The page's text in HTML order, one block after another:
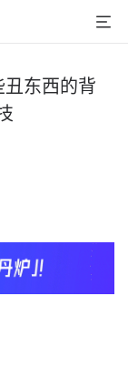
丑东西的背